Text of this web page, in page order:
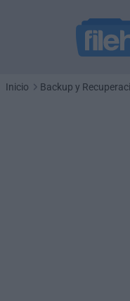
Inicio Backup y